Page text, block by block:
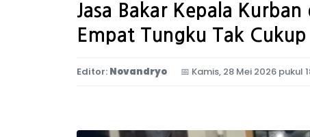
Jasa Bakar Kepala
Empat Tungku Tak Cukup
Editor: Novandryo 📅 Kamis, 28 Mei 2026 pukul